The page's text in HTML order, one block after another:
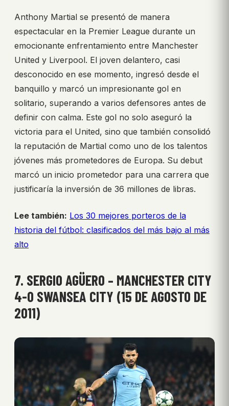
Anthony Martial se presentó de manera
espectacular en la Premier League durante un
emocionante enfrentamiento entre Manchester
United y Liverpool. El joven delantero, casi
desconocido en ese momento, ingresó desde el
banquillo y marcó un impresionante gol en
solitario, superando a varios defensores antes de
definir con calma. Este gol no solo aseguró la
victoria para el United, sino que también consolidó
la reputación de Martial como uno de los talentos
jóvenes más prometedores de Europa. Su debut
marcó un inicio prometedor para una carrera que
justificaría la inversión de 36 millones de libras.
Lee también: Los 30 mejores porteros de la
historia del fútbol: clasificados del más bajo al más
alto
7. SERGIO AGÜERO – MANCHESTER CITY
4-0 SWANSEA CITY (15 DE AGOSTO DE
2011)